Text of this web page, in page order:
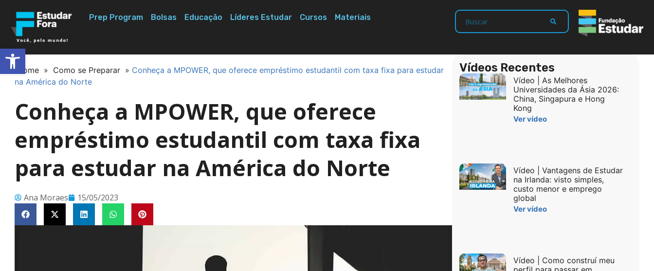
Prep Program Bolsas Educação Líderes Estudar Cursos Materiais
Home » Como se Preparar » Conheça a MPOWER, que oferece empréstimo estudantil com taxa fixa para estudar
na América do Norte
Conheça a MPOWER, que oferece
empréstimo estudantil com taxa fixa
para estudar na América do Norte
Ana Moraes 15/05/2023
Vídeos Recentes
Vídeo | As Melhores
Universidades da Ásia 2026:
China, Singapura e Hong
Kong
Ver vídeo
Vídeo | Vantagens de Estudar
na Irlanda: visto simples,
custo menor e emprego
global
Ver vídeo
Vídeo | Como construí meu
Abrir a barra de ferramentas